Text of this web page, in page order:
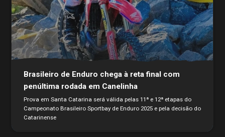
Brasileiro de Enduro chega à reta final com
penúltima rodada em Canelinha
Prova em Santa Catarina será válida pelas 11ª e 12ª etapas do
Campeonato Brasileiro Sportbay de Enduro 2025 e pela decisão do
Catarinense